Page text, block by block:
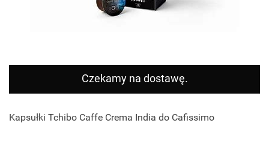
Czekamy na dostawę.
Kapsułki Tchibo Caffe Crema India do Cafissimo